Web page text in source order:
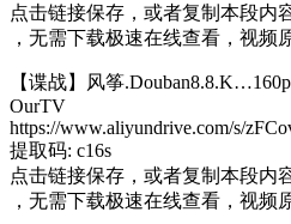
点击链接保存，或者复制本段内
，无需下载极速在线查看，视频
【谍战】风筝
OurTV
https://www.aliyundrive.com/s/
提取码: c16s
点击链接保存，或者复制本段内
，无需下载极速在线查看，视频